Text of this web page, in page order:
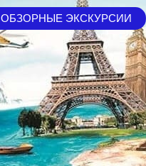
ОБЗОРНЫЕ ЭКСКУРСИИ